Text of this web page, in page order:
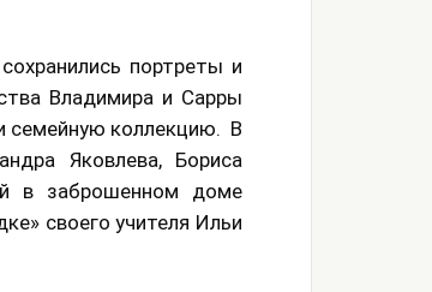
портреты и
Владимира и Сарры
семейную коллекцию. В
Яковлева, Бориса
в заброшенном доме
своего учителя Ильи